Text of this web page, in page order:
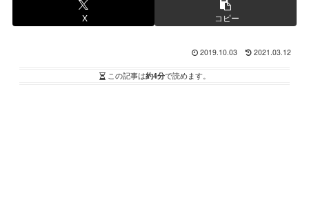
X コピー
2019.10.03 2021.03.12
この記事は約4分で読めます。